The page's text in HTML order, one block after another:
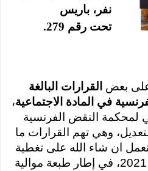
نفر ، باريس
تحت رقم 279.
بعض القرارات البالغة
في المادة الاجتماعية،
لمحكمة النقض الفرنسية
وهي تهم القرارات ما
الى 2010، وسنعمل ان شاء الله على تغطية
المرحلة ما بعد 2010 الى 2021، في إطار طبعة موالية